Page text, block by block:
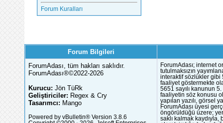
Forum Kuralları
Forum Bilgileri
ForumAdası, tüm hakları saklıdır.
ForumAdası®©2022-2026
Kurucu: Jön TüRk
Geliştiriciler: Regex & Cry
Tasarımcı: Mango
Powered by vBulletin® Version 3.8.6
ForumAdası; internet
tutulmaksızın
interaktif sözlükler gibi
faaliyet göstermekte
5651 sayılı kanunun
faaliyetin söz konusu
yapılan yazılı, görsel
ForumAdası üyesi
öngörüldüğü üzere;
saklı kalmak